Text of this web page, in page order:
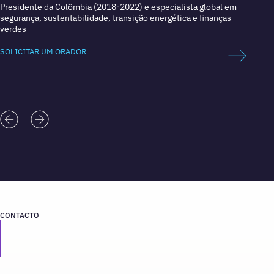
Presidente da Colômbia (2018-2022) e especialista global em
segurança, sustentabilidade, transição energética e finanças
verdes
SOLICITAR UM ORADOR
CONTACTO